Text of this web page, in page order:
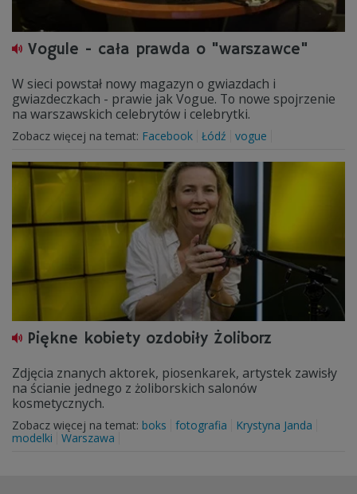
Vogule - cała prawda o "warszawce"
W sieci powstał nowy magazyn o gwiazdach i
gwiazdeczkach - prawie jak Vogue. To nowe spojrzenie
na warszawskich celebrytów i celebrytki.
Zobacz więcej na temat: Facebook Łódź vogue
Piękne kobiety ozdobiły Żoliborz
Zdjęcia znanych aktorek, piosenkarek, artystek zawisły
na ścianie jednego z żoliborskich salonów
kosmetycznych.
Zobacz więcej na temat: boks fotografia
Krystyna Janda
modelki
Warszawa